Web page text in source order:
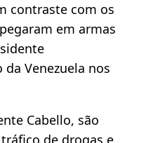
contraste com os
em armas
Venezuela nos
Cabello, são